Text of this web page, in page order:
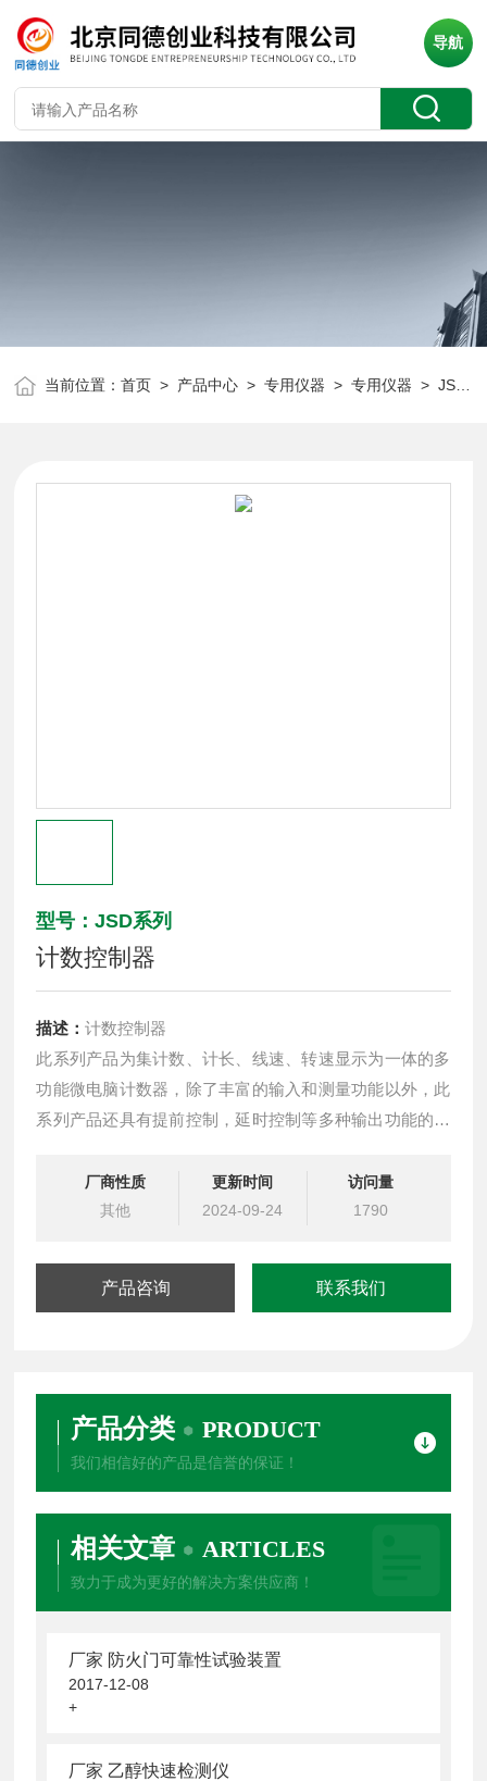
导航
当前位置：首页 > 产品中心 >专用仪器 >专用仪器 > JSD系列计数控制器
型号：JSD系列
计数控制器
描述：计数控制器
此系列产品为集计数、计长、线速、转速显示为一体的多
功能微电脑计数器，除了丰富的输入和测量功能以外，此
系列产品还具有提前控制，延时控制等多种输出功能的选
据干扰的抑制能力都具有的表现
厂商性质
其他
更新时间
2024-09-24
访问量
1790
产品咨询 联系我们
产品分类 PRODUCT
我们相信好的产品是信誉的保证！
相关文章 ARTICLES
致力于成为更好的解决方案供应商！
厂家 防火门可靠性试验装置
2017-12-08
+
厂家 乙醇快速检测仪